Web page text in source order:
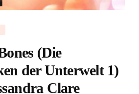
(Die
der Unterwelt 1)
Clare